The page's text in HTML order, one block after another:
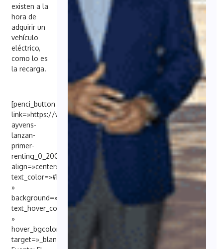
existen a la
hora de
adquirir un
vehículo
eléctrico,
como lo es
la recarga.
[penci_button
link=»https://www.elconciso.es/empresas/endesa-
ayvens-
lanzan-
primer-
renting_0_2004727583.html»
align=»center»
text_color=»#FFFFFF
»
background=»#6EB48C»
text_hover_color=»#FFFFFF
»
hover_bgcolor=»#000098″
target=»_blank»]